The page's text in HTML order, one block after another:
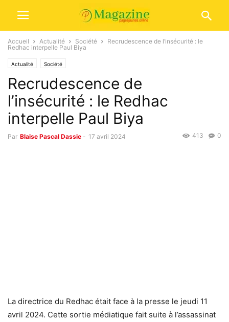
Accueil Actualité Société
Recrudescence de l’insécurité : le
Redhac interpelle Paul Biya
Actualité Société
Recrudescence de
l’insécurité : le Redhac
interpelle Paul Biya
Par Blaise Pascal Dassie - 17 avril 2024 0
413
La directrice du Redhac était face à la presse le jeudi 11
avril 2024. Cette sortie médiatique fait suite à l’assassinat